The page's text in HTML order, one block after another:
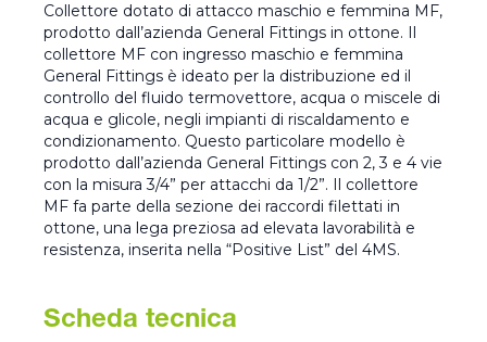
Collettore dotato di attacco maschio e femmina MF,
prodotto dall’azienda General Fittings in ottone. Il
collettore MF con ingresso maschio e femmina
General Fittings è ideato per la distribuzione ed il
controllo del fluido termovettore, acqua o miscele di
acqua e glicole, negli impianti di riscaldamento e
condizionamento. Questo particolare modello è
prodotto dall’azienda General Fittings con 2, 3 e 4 vie
con la misura 3/4” per attacchi da 1/2”. Il collettore
MF fa parte della sezione dei raccordi filettati in
ottone, una lega preziosa ad elevata lavorabilità e
resistenza, inserita nella “Positive List” del 4MS.
Scheda tecnica